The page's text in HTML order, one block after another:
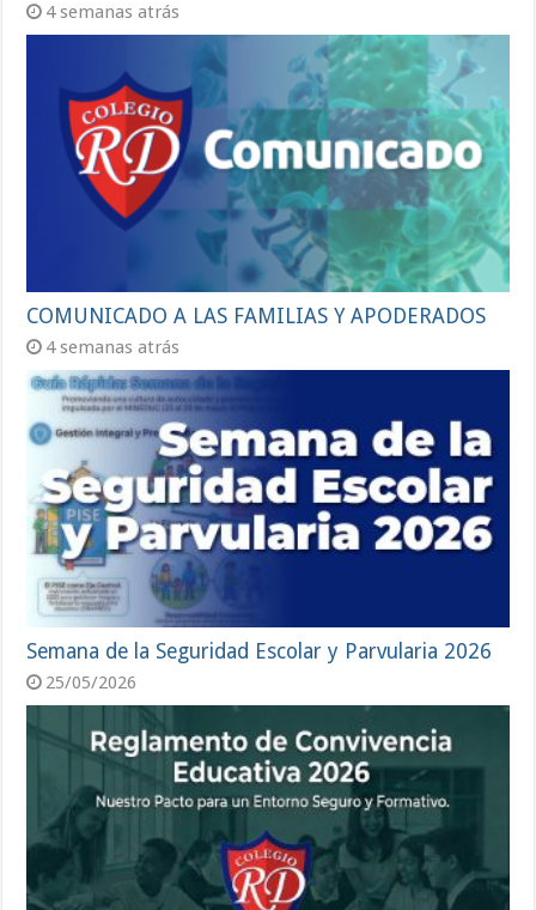
4 semanas atrás
COMUNICADO A LAS FAMILIAS Y APODERADOS
4 semanas atrás
Semana de la Seguridad Escolar y Parvularia 2026
25/05/2026